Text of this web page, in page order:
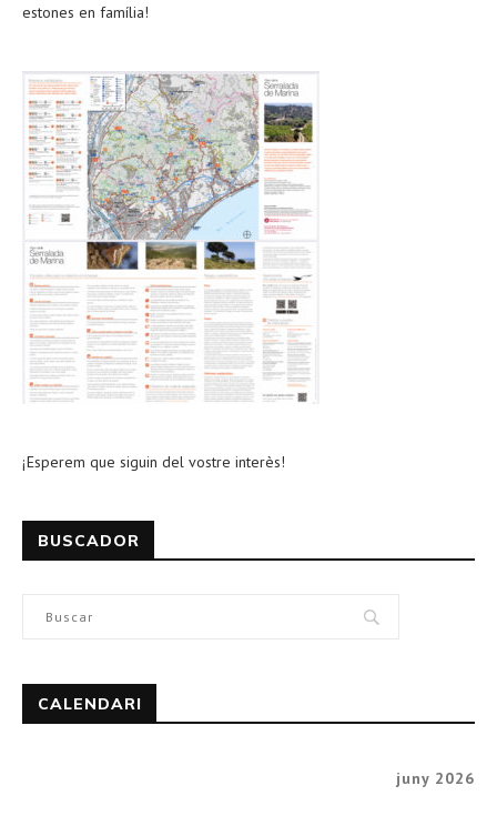
estones en família!
¡Esperem que siguin del vostre interès!
BUSCADOR
CALENDARI
juny 2026